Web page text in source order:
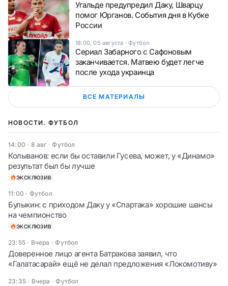
Угальде предупредил Даку, Шварцу
помог Юрганов. События дня в Кубке
России
18:00, 05 августа ·Футбол
Сериал Забарного с Сафоновым
заканчивается. Матвею будет легче
после ухода украинца
ВСЕ МАТЕРИАЛЫ
НОВОСТИ. ФУТБОЛ
14:00 · 8 авг ·Футбол
Колыванов: если бы оставили Гусева, может, у «Динамо»
результат был бы лучше
ЭКСКЛЮЗИВ
11:00 · Футбол
Булыкин: с приходом Даку у «Спартака» хорошие шансы
на чемпионство
ЭКСКЛЮЗИВ
23:55 · Вчера ·Футбол
Доверенное лицо агента Батракова заявил, что
«Галатасарай» ещё не делал предложения «Локомотиву»
23:35 · Вчера ·Футбол